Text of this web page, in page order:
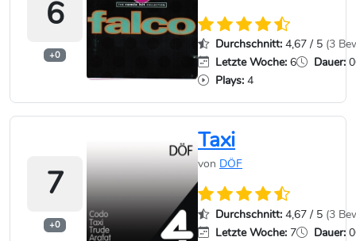
6
+0
Durchschnitt: 4,67 / 5 (3
Letzte Woche: 6 Dauer:
Plays: 4
7
+0
Taxi
von DÖF
Durchschnitt: 4,67 / 5 (3
Letzte Woche: 7 Dauer: